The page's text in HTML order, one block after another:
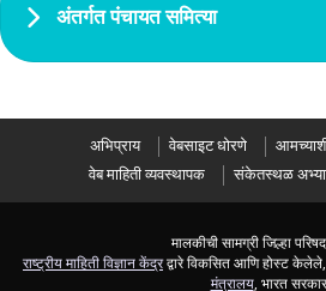
अंतर्गत पंचायत समित्या
अभिप्राय वेबसाइट धोरणे
वेब माहिती व्यवस्थापक
संकेतस्थळ
मालकीची सामग्री जिल्हा
राष्ट्रीय माहिती विज्ञान केंद्रद्वारे विकसित आणि होस्ट केलेले,
मंत्रालय, भारत सरकार